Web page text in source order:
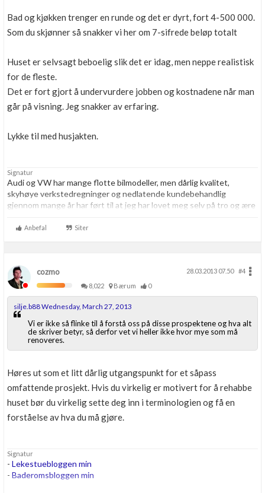
Bad og kjøkken trenger en runde og det er dyrt, fort 4-500 000.
Som du skjønner så snakker vi her om 7-sifrede beløp totalt
Huset er selvsagt beboelig slik det er idag, men neppe realistisk
for de fleste.
Det er fort gjort å undervurdere jobben og kostnadene når man
går på visning. Jeg snakker av erfaring.
Lykke til med husjakten.
Signatur
Audi og VW har mange flotte bilmodeller, men dårlig kvalitet,
skyhøye verkstedregninger og nedlatende kundebehandlig
gjennom mange år har ført til at jeg har lovet meg selv på tro og ære
Aldri.Anbefal Siter
cozmo 28.03.2013 07.50
#4
8,022
Bærum 0
silje.b88 Wednesday, March 27, 2013
Vi er ikke så flinke til å forstå oss på disse prospektene og hva alt
de skriver betyr, så derfor vet vi heller ikke hvor mye som må
renoveres.
Høres ut som et litt dårlig utgangspunkt for et såpass
omfattende prosjekt. Hvis du virkelig er motivert for å rehabbe
huset bør du virkelig sette deg inn i terminologien og få en
forståelse av hva du må gjøre.
Signatur
- Lekestuebloggen min
- Baderomsbloggen min